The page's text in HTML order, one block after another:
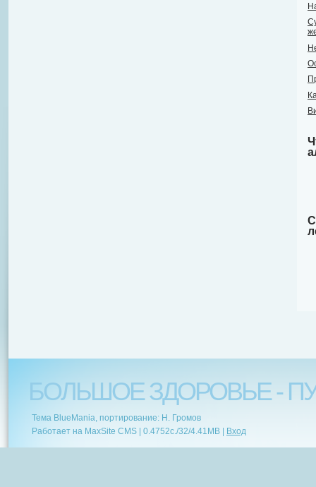
БОЛЬШОЕ ЗДОРОВЬЕ -
Тема BlueMania, портирование: Н. Громов
Работает на MaxSite CMS | 0.4752c. /32/4.41MB | Вход